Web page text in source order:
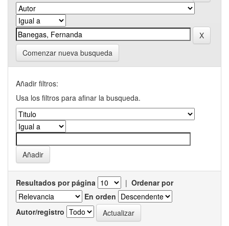
Comenzar nueva busqueda
Añadir filtros:
Usa los filtros para afinar la busqueda.
Resultados por página | Ordenar por
En orden
Autor/registro